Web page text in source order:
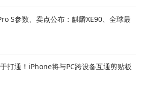
S参数、卖点公布：麒麟XE90、全球最
打通！iPhone将与PC跨设备互通剪贴板